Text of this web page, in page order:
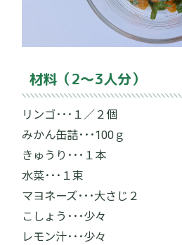
材料（2～3人分）
リンゴ･･･１／２個
みかん缶詰･･･100ｇ
きゅうり･･･１本
水菜･･･１束
マヨネーズ･･･大さじ２
こしょう･･･少々
レモン汁･･･少々